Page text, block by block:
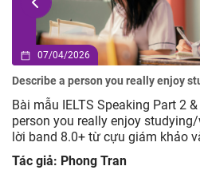
07/04/2026
Describe a person you really enjoy
Bài mẫu IELTS Speaking Part 2
person you really enjoy
lời band 8.0+ từ cựu giám khảo
giúp luyện tập hiệu quả.
Tác giả: Phong Tran